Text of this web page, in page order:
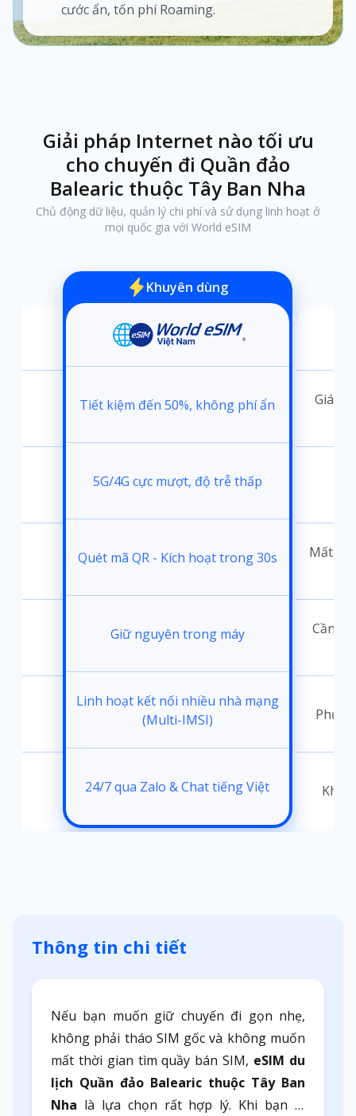
cước ẩn, tốn phí Roaming.
Giải pháp Internet nào tối ưu
cho chuyến đi Quần đảo
Balearic thuộc Tây Ban Nha
Chủ động dữ liệu, quản lý chi phí và sử dụng linh hoạt ở
mọi quốc gia với World eSIM
Giá
Mất
Cần
Phụ
Khuyên dùng
Tiết kiệm đến 50%, không phí ẩn
5G/4G cực mượt, độ trễ thấp
Quét mã QR - Kích hoạt trong 30s
Giữ nguyên trong máy
Linh hoạt kết nối nhiều nhà mạng
(Multi-IMSI)
24/7 qua Zalo & Chat tiếng Việt
Thông tin chi tiết
Nếu bạn muốn giữ chuyến đi gọn nhẹ,
không phải tháo SIM gốc và không muốn
mất thời gian tìm quầy bán SIM, eSIM du
lịch Quần đảo Balearic thuộc Tây Ban
Nha là lựa chọn rất hợp lý. Khi bạn di